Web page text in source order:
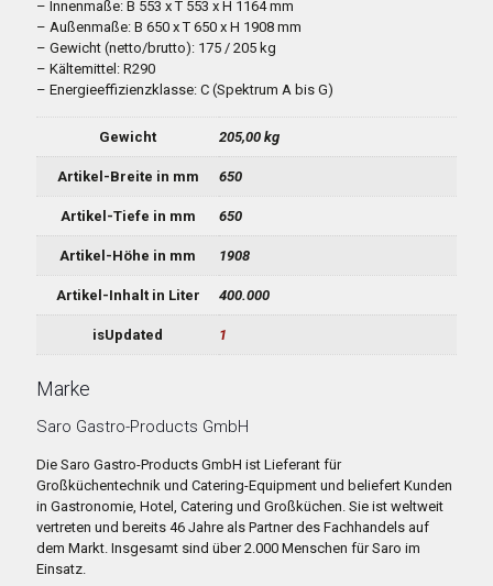
– Innenmaße: B 553 x T 553 x H 1164 mm
– Außenmaße: B 650 x T 650 x H 1908 mm
– Gewicht (netto/brutto): 175 / 205 kg
– Kältemittel: R290
– Energieeffizienzklasse: C (Spektrum A bis G)
Gewicht 205,00 kg
Artikel-Breite in mm 650
Artikel-Tiefe in mm 650
Artikel-Höhe in mm 1908
Artikel-Inhalt in Liter 400.000
isUpdated 1
Marke
Saro Gastro-Products GmbH
Die Saro Gastro-Products GmbH ist Lieferant für
Großküchentechnik und Catering-Equipment und beliefert Kunden
in Gastronomie, Hotel, Catering und Großküchen. Sie ist weltweit
vertreten und bereits 46 Jahre als Partner des Fachhandels auf
dem Markt. Insgesamt sind über 2.000 Menschen für Saro im
Einsatz.